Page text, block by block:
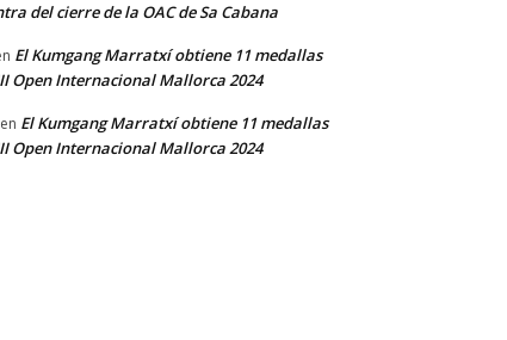
del cierre de la OAC de Sa Cabana
El Kumgang Marratxí obtiene 11 medallas
Open Internacional Mallorca 2024
en El Kumgang Marratxí obtiene 11 medallas
Open Internacional Mallorca 2024